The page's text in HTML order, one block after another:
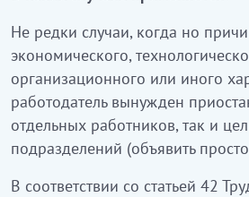
Не редки случаи, когда но
экономического,
организационного или иного
работодатель вынужден
отдельных работников, так и
подразделений (объявить
В соответствии со статьей 42